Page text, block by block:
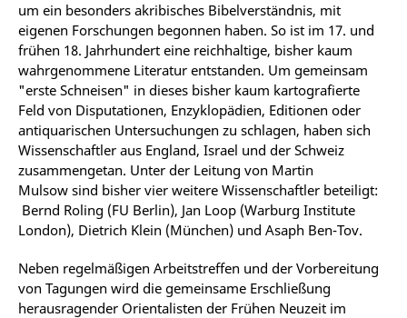
um ein besonders akribisches Bibelverständnis, mit
eigenen Forschungen begonnen haben. So ist im 17. und
frühen 18. Jahrhundert eine reichhaltige, bisher kaum
wahrgenommene Literatur entstanden. Um gemeinsam
"erste Schneisen" in dieses bisher kaum kartografierte
Feld von Disputationen, Enzyklopädien, Editionen oder
antiquarischen Untersuchungen zu schlagen, haben sich
Wissenschaftler aus England, Israel und der Schweiz
zusammengetan. Unter der Leitung von Martin
Mulsow sind bisher vier weitere Wissenschaftler beteiligt:
Bernd Roling (FU Berlin), Jan Loop (Warburg Institute
London), Dietrich Klein (München) und Asaph Ben-Tov.
Neben regelmäßigen Arbeitstreffen und der Vorbereitung
von Tagungen wird die gemeinsame Erschließung
herausragender Orientalisten der Frühen Neuzeit im